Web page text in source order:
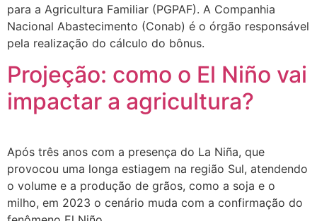
para a Agricultura Familiar (PGPAF). A Companhia
Nacional Abastecimento (Conab) é o órgão responsável
pela realização do cálculo do bônus.
Projeção: como o El Niño vai
impactar a agricultura?
Após três anos com a presença do La Niña, que
provocou uma longa estiagem na região Sul, atendendo
o volume e a produção de grãos, como a soja e o
milho, em 2023 o cenário muda com a confirmação do